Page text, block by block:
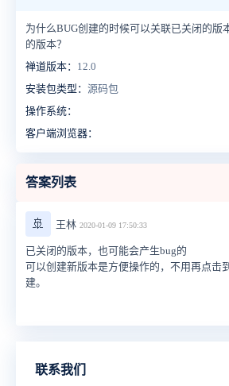
为什么BUG创建的时候可以关联已关闭的版
的版本？
禅道版本： 12.0
安装包类型： 源码包
操作系统：
客户端浏览器：
答案列表
🚢 王林 2020-01-09 17:50:33
已关闭的版本，也可能会产生bug的
可以创建新版本是方便操作的，不用再点击
建。
联系我们